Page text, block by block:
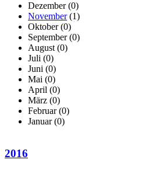
Dezember(0)
November (1)
Oktober(0)
September(0)
August (0)
Juli (0)
Juni (0)
Mai (0)
April (0)
März (0)
Februar(0)
Januar(0)
2016